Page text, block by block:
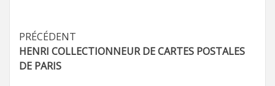
Navigation
d’article
PRÉCÉDENT
HENRI COLLECTIONNEUR DE CARTES POSTALES
DE PARIS